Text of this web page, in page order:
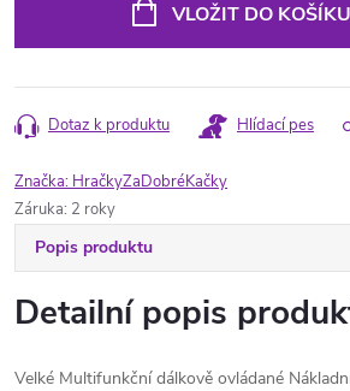
VLOŽIT DO KOŠÍKU
Dotaz k produktu Hlídací pes
Značka: HračkyZaDobréKačky
Záruka: 2 roky
Popis produktu
Detailní popis
Velké Multifunkční dálkově ovládané